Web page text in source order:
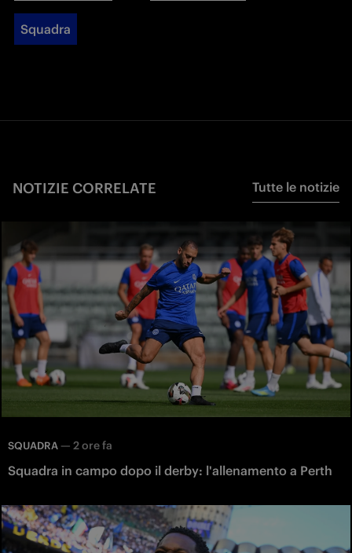
Squadra
NOTIZIE CORRELATE Tutte le notizie
SQUADRA — 2 ore fa
Squadra in campo dopo il derby: l'allenamento a Perth